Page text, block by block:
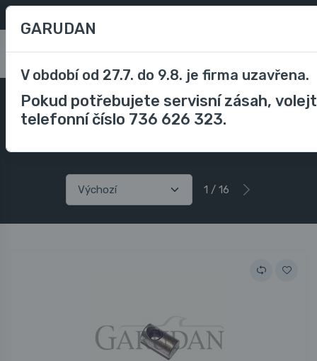
Příslušenství
Příslušenství průmyslové stroje
Náhradní díly průmyslové stroje
Pro šicí stroje Siruba
1 / 16
GARUDAN
V období od 27.7. do 9.8. je firma uzavřena.
Pokud potřebujete servisní zásah,
telefonní číslo 736 626 323.